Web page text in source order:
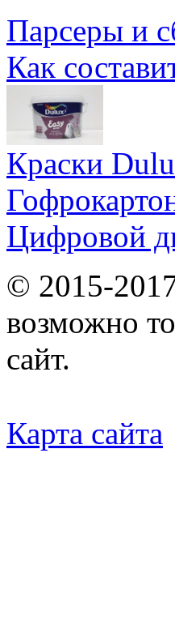
Парсеры и
Как
Краски
Цифровой
© 2015-
возможно
сайт.
Карта сайта